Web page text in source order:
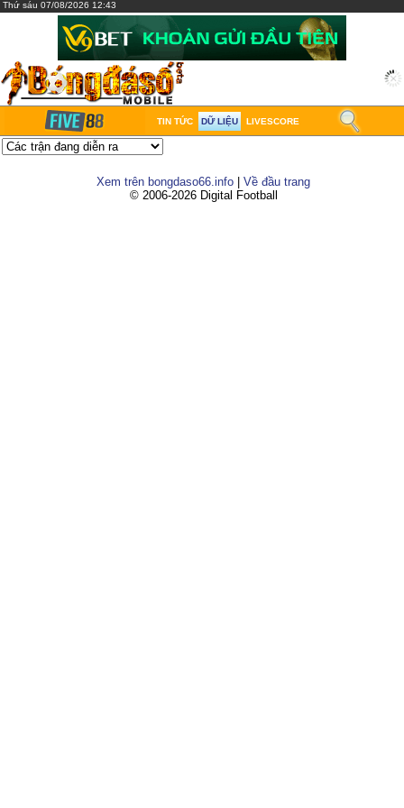
Thứ sáu 07/08/2026 12:43
TIN TỨC DỮ LIỆU LIVESCORE
Xem trên bongdaso66.info
Về đầu trang
© 2006-2026 Digital Football